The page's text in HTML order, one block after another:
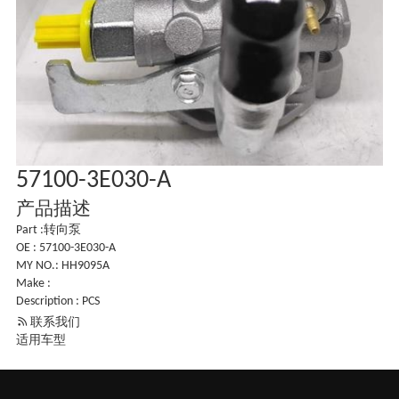
57100-3E030-A
产品描述
Part :转向泵
OE : 57100-3E030-A
MY NO.: HH9095A
Make :
Description : PCS
 联系我们
适用车型